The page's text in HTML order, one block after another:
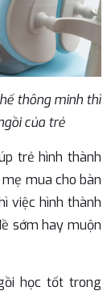
thông minh thì
của trẻ
trẻ hình thành
mua cho bàn
việc hình thành
sớm hay muộn
học tốt trong